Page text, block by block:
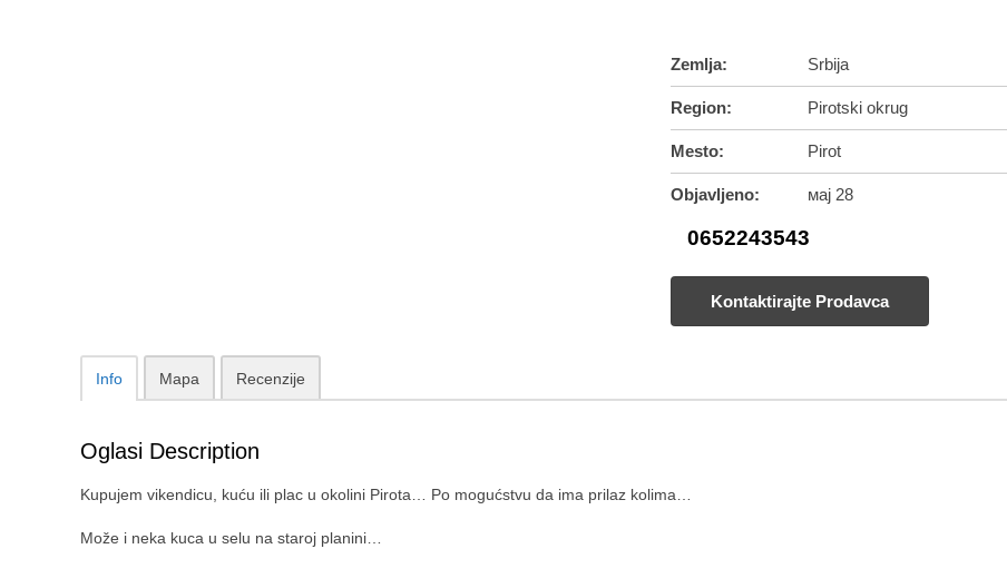
Zemlja: Srbija
Region: Pirotski okrug
Mesto: Pirot
Objavljeno: мај 28
0652243543
Kontaktirajte Prodavca
Info Mapa Recenzije
Oglasi Description
Kupujem vikendicu, kuću ili plac u okolini Pirota… Po mogućstvu da ima prilaz kolima…
Može i neka kuca u selu na staroj planini…